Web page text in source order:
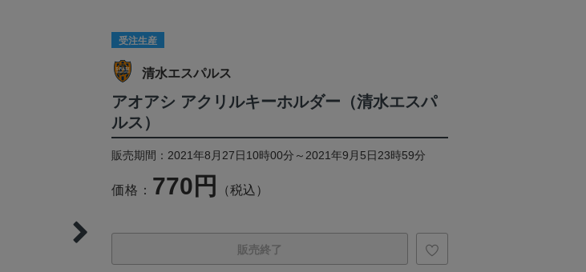
受注生産
清水エスパルス
アオアシ アクリルキーホルダー（清水エスパ
ルス）
販売期間：2021年8月27日10時00分～2021年9月5日23時59分
価格： 770円 （税込）
販売終了